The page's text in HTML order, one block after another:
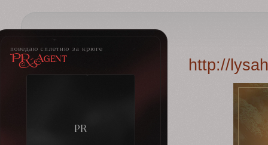
поведаю сплетню за крюге
PR-Agent http://